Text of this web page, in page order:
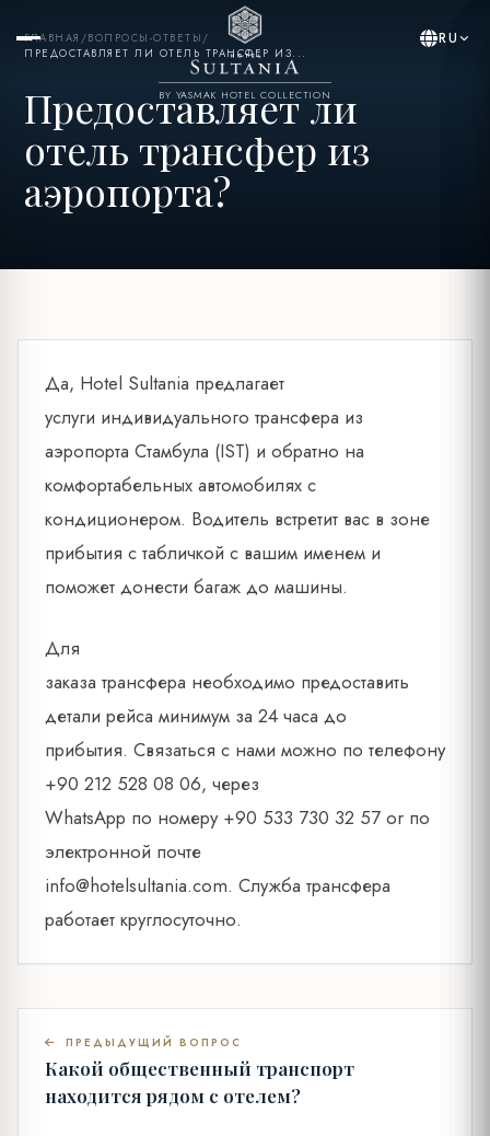
BY YASMAK HOTEL COLLECTION
RU
ГЛАВНАЯ /ВОПРОСЫ-ОТВЕТЫ /
ПРЕДОСТАВЛЯЕТ ЛИ ОТЕЛЬ ТРАНСФЕР ИЗ...
Предоставляет ли
отель трансфер из
аэропорта?
Да, Hotel Sultania предлагает
услуги индивидуального трансфера из
аэропорта Стамбула (IST) и обратно на
комфортабельных автомобилях с
кондиционером. Водитель встретит вас в зоне
прибытия с табличкой с вашим именем и
поможет донести багаж до машины.
Для
заказа трансфера необходимо предоставить
детали рейса минимум за 24 часа до
прибытия. Связаться с нами можно по телефону
+90 212 528 08 06, через
WhatsApp по номеру +90 533 730 32 57 or по
электронной почте
info@hotelsultania.com. Служба трансфера
работает круглосуточно.
ПРЕДЫДУЩИЙ ВОПРОС
Какой общественный транспорт
находится рядом с отелем?